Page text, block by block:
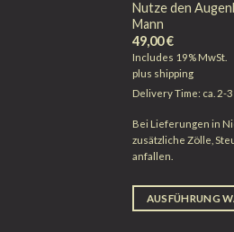
Nutze den
Mann
49,00€
Includes 19% MwSt.
plus shipping
Delivery Time: ca. 2-
Bei Lieferungen in
zusätzliche Zölle,
anfallen.
AUSFÜHRUNG